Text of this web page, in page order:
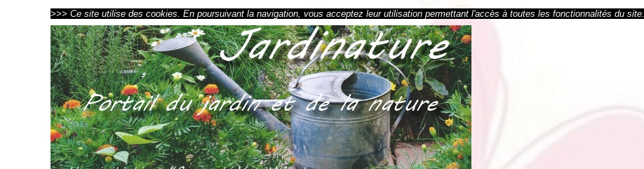
>>> Ce site utilise des cookies. En poursuivant la navigation, vous acceptez leur utilisation permettant l'accès à toutes les fonctionnalités du site.